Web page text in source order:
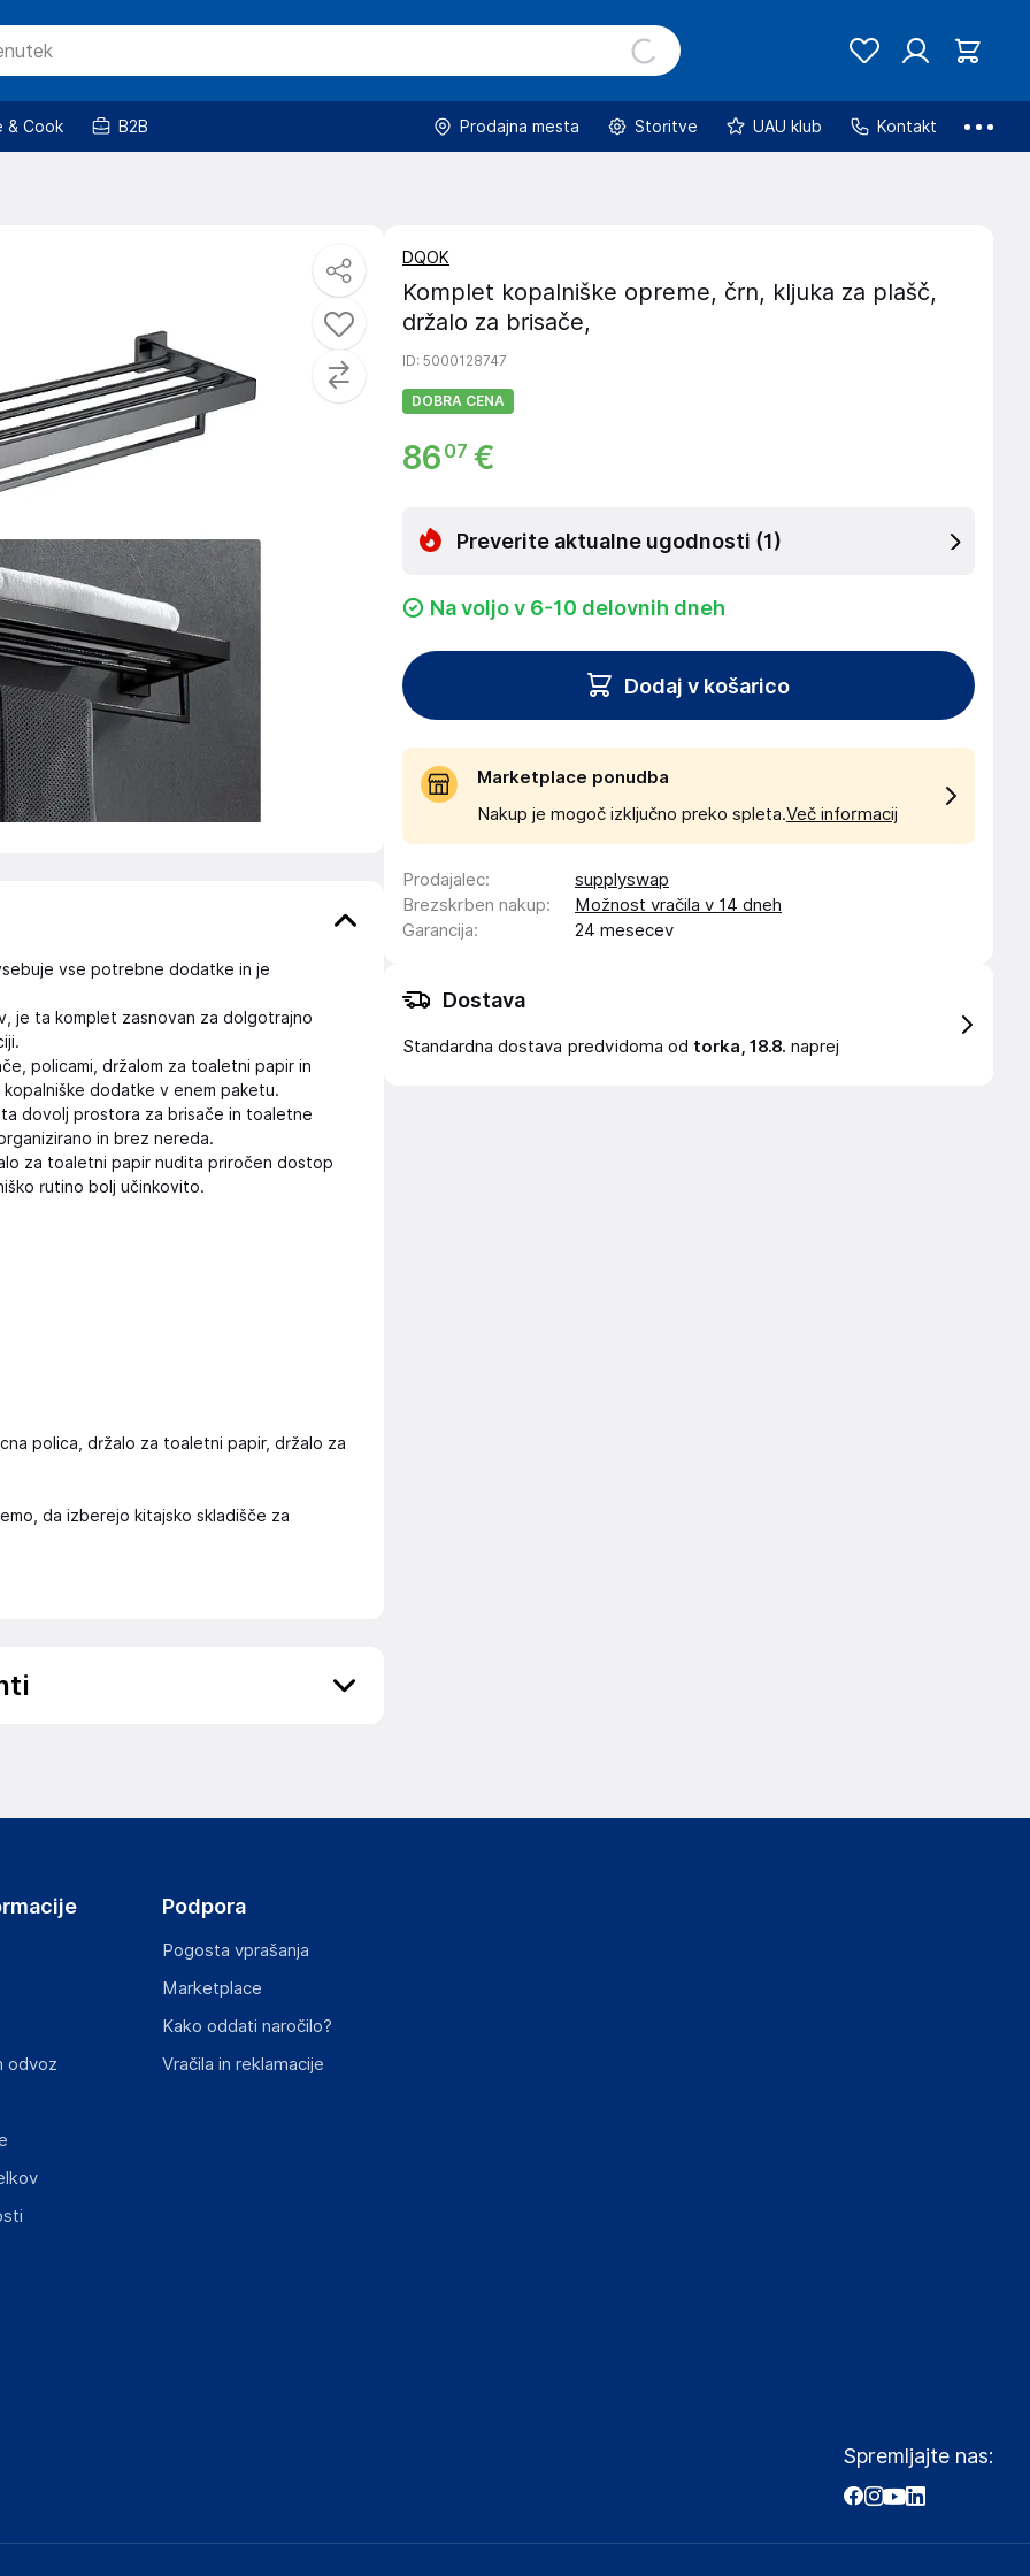
& Cook B2B Prodajna mesta Storitve UAU klub Kontakt
vse potrebne dodatke in je
je ta komplet zasnovan za dolgotrajno
policami, držalom za toaletni papir in
dodatke v enem paketu.
dovolj prostora za brisače in toaletne
in brez nereda.
za toaletni papir nudita priročen dostop
rutino bolj učinkovito.
polica, držalo za toaletni papir, držalo za
da izberejo kitajsko skladišče za
izdelka z zahtevanimi predpisi.
DQOK
Komplet kopalniške opreme, črn, kljuka za plašč,
držalo za brisače,
ID: 5000128747
DOBRA CENA
86 07 €
Preverite aktualne ugodnosti (1)
Na voljo v 6-10 delovnih dneh
Dodaj v košarico
Marketplace ponudba
Nakup je mogoč izključno preko spleta.Več informacij
Prodajalec:
supplyswap
Brezskrben nakup:
Možnost vračila v 14 dneh
Garancija: 24 mesecev
Dostava
Standardna dostava predvidoma od torka, 18.8. naprej
odvoz
Podpora
Pogosta vprašanja
Marketplace
Kako oddati naročilo?
Vračila in reklamacije
Spremljajte nas: